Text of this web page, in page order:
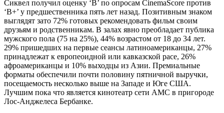
Сиквел получил оценку ‘B’ по опросам CinemaScore против
‘B+’ у предшественника пять лет назад. Позитивным знаком
выглядят зато 72% готовых рекомендовать фильм своим
друзьям и родственникам. В залах явно преобладает публика
мужского пола (75 на 25%), 44% возрастом от 18 до 34 лет.
29% пришедших на первые сеансы латиноамериканцы, 27%
принадлежат к европеоидной или кавказской расе, 26%
афроамериканцы и 10% выходцы из Азии. Премиальные
форматы обеспечили почти половину пятничной выручки,
посещаемость несколько выше на Западе и Юге США.
Лучшим пока что является кинотеатр сети AMC в пригороде
Лос-Анджелеса Бербанке.